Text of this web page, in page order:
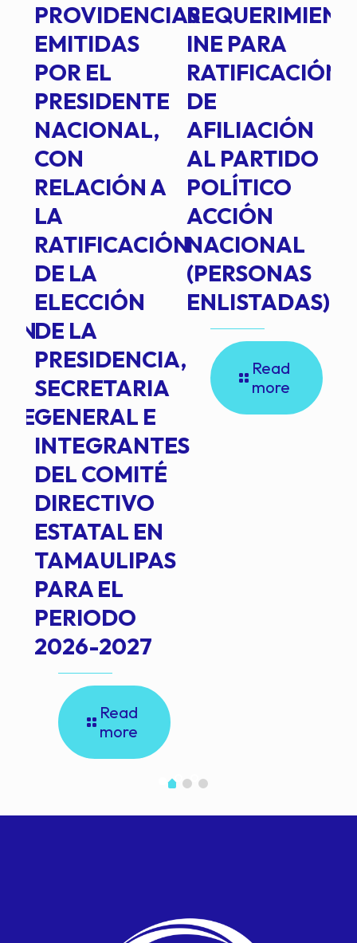
PROVIDENCIAS
EMITIDAS
POR EL
PRESIDENTE
NACIONAL,
CON
RELACIÓN A
LA
RATIFICACIÓN
DE LA
ELECCIÓN
DE LA
PRESIDENCIA,
SECRETARIA
GENERAL E
INTEGRANTES
DEL COMITÉ
DIRECTIVO
ESTATAL EN
TAMAULIPAS
PARA EL
PERIODO
2026-2027
Read
more
INE PARA
RATIFICACIÓN
DE
AFILIACIÓN
AL PARTIDO
POLÍTICO
ACCIÓN
NACIONAL
(PERSONAS
ENLISTADAS)
Read
more